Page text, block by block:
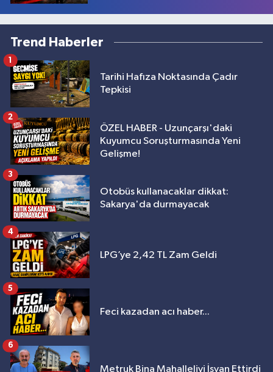
Trend Haberler
Tarihi Hafıza Noktasında Çadır
Tepkisi
1
ÖZEL HABER - Uzunçarşı'daki
Kuyumcu Soruşturmasında Yeni
Gelişme!
2
Otobüs kullanacaklar dikkat:
Sakarya'da durmayacak
3
LPG’ye 2,42 TL Zam Geldi
4
Feci kazadan acı haber...
5
Metruk Bina Mahalleliyi İsyan Ettirdi
6